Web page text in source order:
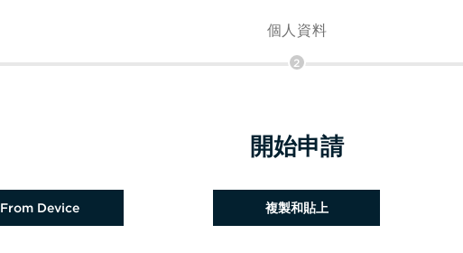
個人資料
2
開始申請
From Device 複製和貼上